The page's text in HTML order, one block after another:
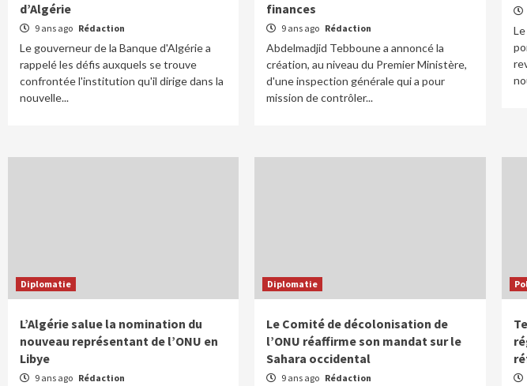
d’Algérie
9 ans ago Rédaction
Le gouverneur de la Banque d'Algérie a
rappelé les défis auxquels se trouve
confrontée l'institution qu'il dirige dans la
nouvelle...
finances
9 ans ago Rédaction
Abdelmadjid Tebboune a annoncé la
création, au niveau du Premier Ministère,
d'une inspection générale qui a pour
mission de contrôler...
Diplomatie
L’Algérie salue la nomination du
nouveau représentant de l’ONU en
Libye
9 ans ago Rédaction
Diplomatie
Le Comité de décolonisation de
l’ONU réaffirme son mandat sur le
Sahara occidental
9 ans ago Rédaction